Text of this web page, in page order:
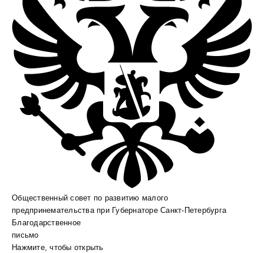
Общественный совет по развитию малого
предпринемательства при Губернаторе Санкт-Петербурга
Благодарственное
письмо
Нажмите, чтобы открыть